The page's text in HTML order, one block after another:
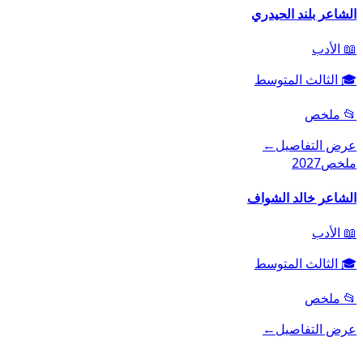
الشاعر بلند الحيدري
📖 الأدب
🎓 الثالث المتوسط
📂 ملخص
عرض التفاصيل←
ملخص2027
الشاعر خالد الشواف
📖 الأدب
🎓 الثالث المتوسط
📂 ملخص
عرض التفاصيل←